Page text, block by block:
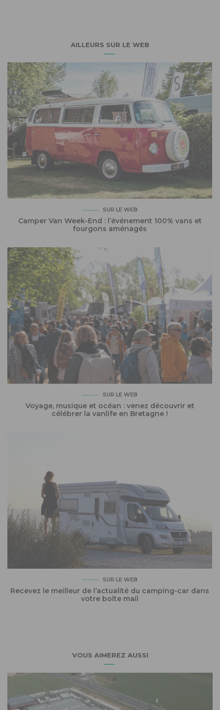
AILLEURS SUR LE WEB
SUR LE WEB
Camper Van Week-End : l’événement 100% vans et
fourgons aménagés
SUR LE WEB
Voyage, musique et océan : venez découvrir et
célébrer la vanlife en Bretagne !
SUR LE WEB
Recevez le meilleur de l’actualité du camping-car dans
votre boîte mail
VOUS AIMEREZ AUSSI